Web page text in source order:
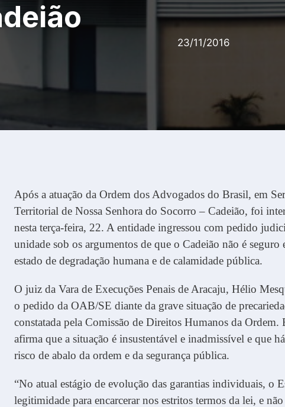
23/11/2016
Após a atuação da Ordem dos Advogados do Brasil, em
Territorial de Nossa Senhora do Socorro – Cadeião, foi
nesta terça-feira, 22. A entidade ingressou com pedido
unidade sob os argumentos de que o Cadeião não é seguro
estado de degradação humana e de calamidade pública.
O juiz da Vara de Execuções Penais de Aracaju, Hélio
o pedido da OAB/SE diante da grave situação de
constatada pela Comissão de Direitos Humanos da Ordem.
afirma que a situação é insustentável e inadmissível e que
risco de abalo da ordem e da segurança pública.
“No atual estágio de evolução das garantias individuais, o
legitimidade para encarcerar nos estritos termos da lei, e